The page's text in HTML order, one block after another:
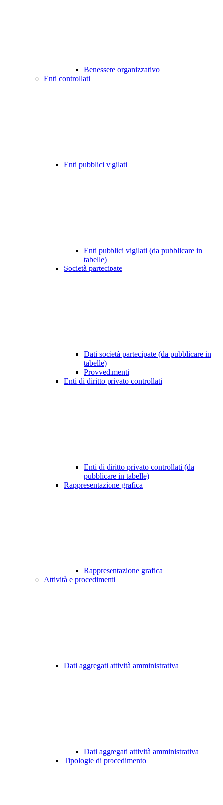
Benessere organizzativo
Enti controllati
Enti pubblici vigilati
Enti pubblici vigilati (da pubblicare in
tabelle)
Società partecipate
Dati società partecipate (da pubblicare in
tabelle)
Provvedimenti
Enti di diritto privato controllati
Enti di diritto privato controllati (da
pubblicare in tabelle)
Rappresentazione grafica
Rappresentazione grafica
Attività e procedimenti
Dati aggregati attività amministrativa
Dati aggregati attività amministrativa
Tipologie di procedimento